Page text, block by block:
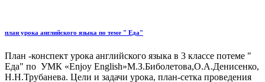
план урока английского языка по теме " Еда"
План -конспект урока английского языка в 3 классе потеме "
Еда" по УМК «Enjoy English»М.З.Биболетова,О.А.Денисенко,
Н.Н.Трубанева. Цели и задачи урока, план-сетка проведения